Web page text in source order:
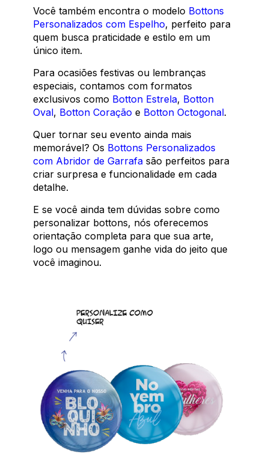
Você também encontra o modelo Bottons
Personalizados com Espelho, perfeito para
quem busca praticidade e estilo em um
único item.
Para ocasiões festivas ou lembranças
especiais, contamos com formatos
exclusivos como Botton Estrela, Botton
Oval, Botton Coração e Botton Octogonal.
Quer tornar seu evento ainda mais
memorável? Os Bottons Personalizados
com Abridor de Garrafa são perfeitos para
criar surpresa e funcionalidade em cada
detalhe.
E se você ainda tem dúvidas sobre como
personalizar bottons, nós oferecemos
orientação completa para que sua arte,
logo ou mensagem ganhe vida do jeito que
você imaginou.